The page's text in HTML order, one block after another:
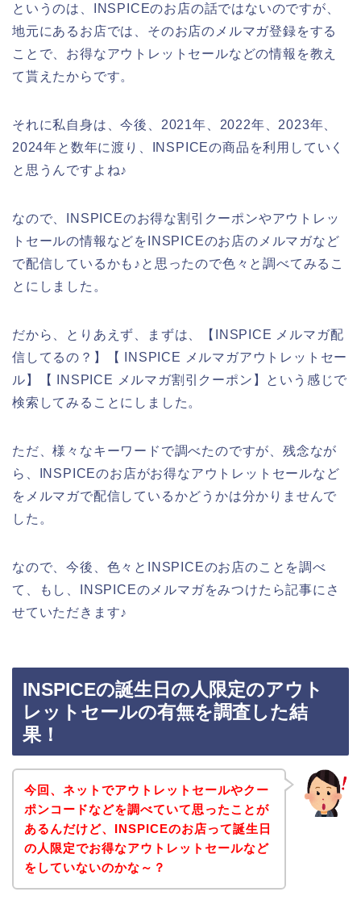
というのは、INSPICEのお店の話ではないのですが、
地元にあるお店では、そのお店のメルマガ登録をする
ことで、お得なアウトレットセールなどの情報を教え
て貰えたからです。
それに私自身は、今後、2021年、2022年、2023年、
2024年と数年に渡り、INSPICEの商品を利用していく
と思うんですよね♪
なので、INSPICEのお得な割引クーポンやアウトレッ
トセールの情報などをINSPICEのお店のメルマガなど
で配信しているかも♪と思ったので色々と調べてみるこ
とにしました。
だから、とりあえず、まずは、【INSPICE メルマガ配
信してるの？】【 INSPICE メルマガアウトレットセー
ル】【 INSPICE メルマガ割引クーポン】という感じで
検索してみることにしました。
ただ、様々なキーワードで調べたのですが、残念なが
ら、INSPICEのお店がお得なアウトレットセールなど
をメルマガで配信しているかどうかは分かりませんで
した。
なので、今後、色々とINSPICEのお店のことを調べ
て、もし、INSPICEのメルマガをみつけたら記事にさ
せていただきます♪
INSPICEの誕生日の人限定のアウト
レットセールの有無を調査した結
果！
今回、ネットでアウトレットセールやクー
ポンコードなどを調べていて思ったことが
あるんだけど、INSPICEのお店って誕生日
の人限定でお得なアウトレットセールなど
をしていないのかな～？